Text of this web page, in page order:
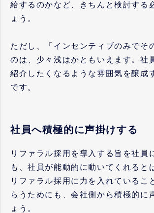
給するのかなど、きちんと検討する
ょう。
ただし、「インセンティブのみでそ
のは、少々浅はかともいえます。社
紹介したくなるような雰囲気を醸成
です。
社員へ積極的に声掛けする
リファラル採用を導入する旨を社員
も、社員が能動的に動いてくれると
リファラル採用に力を入れているこ
らうためにも、会社側から積極的に
ょう。